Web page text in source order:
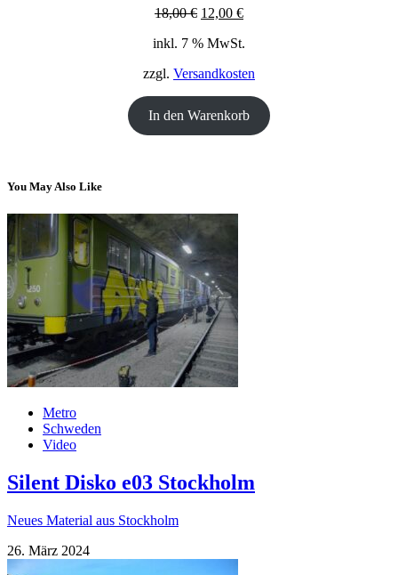
18,00€ Ursprünglicher
war:
12,00 €Aktueller
ist:
inkl. 7 % MwSt.
zzgl. Versandkosten
In den Warenkorb
You May Also Like
Metro
Schweden
Video
Silent Disko e03 Stockholm
Neues Material aus Stockholm
26. März 2024